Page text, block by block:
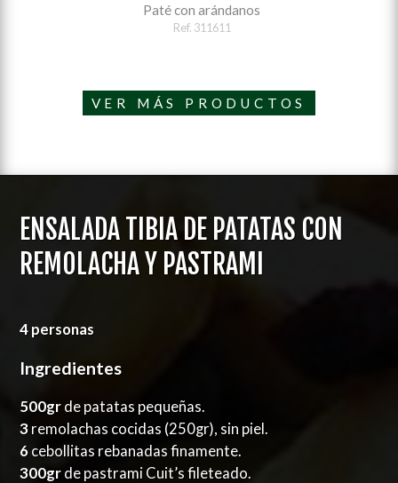
Paté con arándanos
Ref. 311611
VER MÁS PRODUCTOS
ENSALADA TIBIA DE PATATAS CON
REMOLACHA Y PASTRAMI
4 personas
Ingredientes
500gr de patatas pequeñas.
3 remolachas cocidas (250gr), sin piel.
6 cebollitas rebanadas finamente.
300gr de pastrami Cuit’s fileteado.